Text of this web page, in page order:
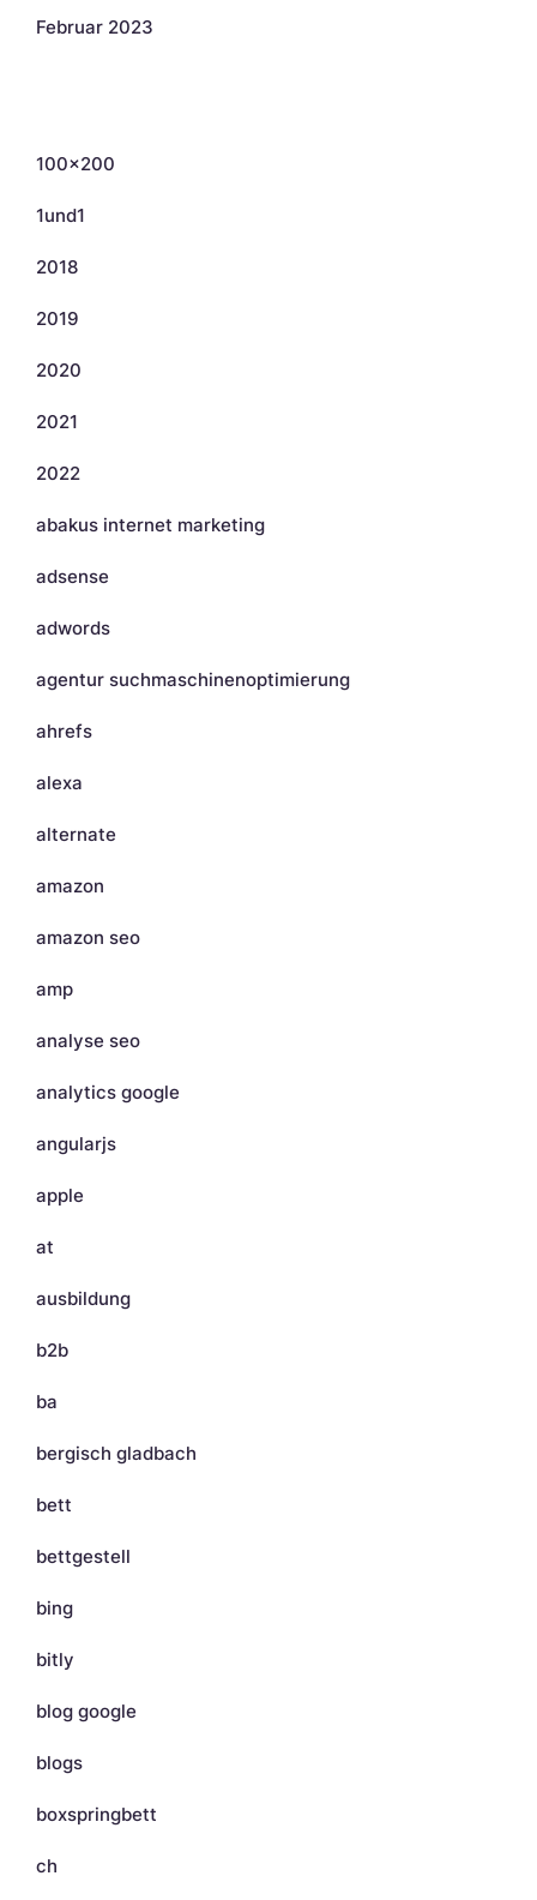
Februar 2023
100×200
1und1
2018
2019
2020
2021
2022
abakus internet marketing
adsense
adwords
agentur suchmaschinenoptimierung
ahrefs
alexa
alternate
amazon
amazon seo
amp
analyse seo
analytics google
angularjs
apple
at
ausbildung
b2b
ba
bergisch gladbach
bett
bettgestell
bing
bitly
blog google
blogs
boxspringbett
ch